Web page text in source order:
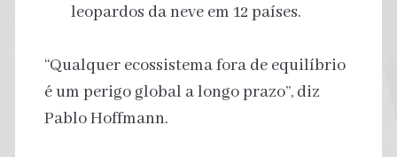
leopardos da neve em 12 países.
“Qualquer ecossistema fora de equilíbrio
é um perigo global a longo prazo”, diz
Pablo Hoffmann.